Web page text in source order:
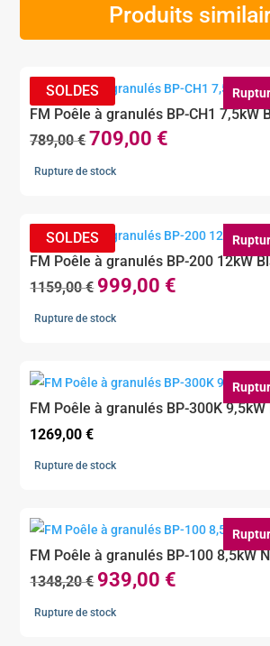
Produits
FM Poêle à granulés BP-CH1 7,5kW
789,00€Le
prix
789,00 €.
709,00 €
709,00 €.
Rupture de stock
FM Poêle à granulés BP-200 12kW
1159,00€ Le
prix
1159,00 €.
999,00 €
999,00 €.
Rupture de stock
FM Poêle à granulés BP-300K
1269,00€
Rupture de stock
FM Poêle à granulés BP-100 8,5kW
1348,20€ Le
prix
939,00 €
Rupture de stock